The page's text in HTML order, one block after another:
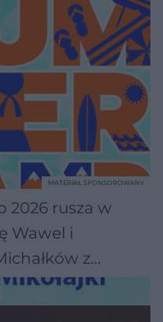
2026 rusza w
Wawel i
z
MATERIAŁ SPONSOROWANY